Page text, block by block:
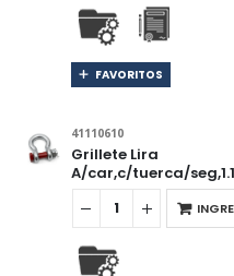
FAVORITOS
41110610
Grillete Lira
A/car,c/tuerca/